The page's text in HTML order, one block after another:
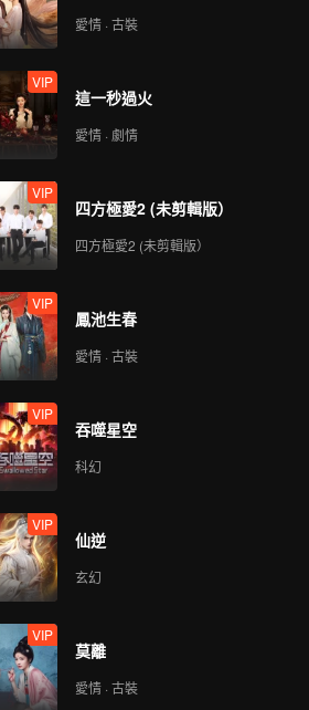
愛情 · 古裝
VIP
這一秒過火
愛情 · 劇情
VIP
四方極愛2 (未剪輯版）
四方極愛2 (未剪輯版）
VIP
鳳池生春
愛情 · 古裝
VIP
吞噬星空
科幻
VIP
仙逆
玄幻
VIP
莫離
愛情 · 古裝